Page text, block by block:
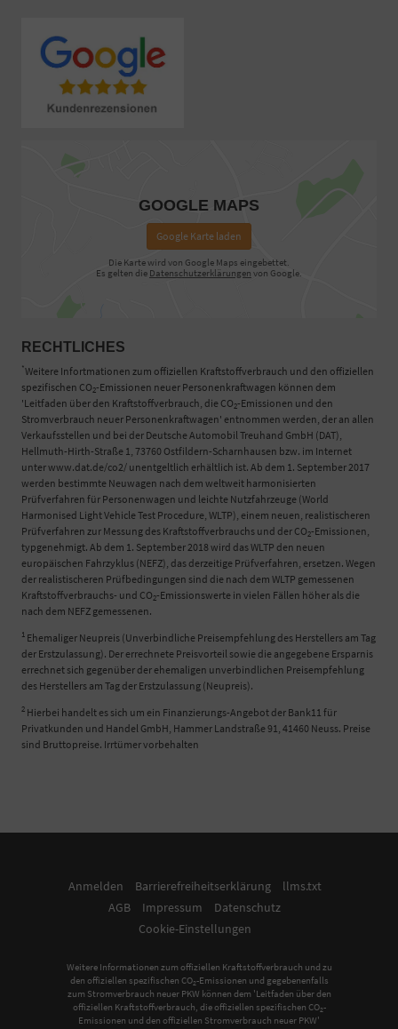
GOOGLE MAPS
Google Karte laden
Die Karte wird von Google Maps eingebettet.
Es gelten die Datenschutzerklärungen von Google.
RECHTLICHES
*Weitere Infortmationen zum offiziellen Kraftstoffverbrauch und den offiziellen
spezifischen CO2-Emissionen neuer Personenkraftwagen können dem
'Leitfaden über den Kraftstoffverbrauch, die CO2-Emissionen und den
Stromverbrauch neuer Personenkraftwagen' entnommen werden, der an allen
Verkaufsstellen und bei der Deutsche Automobil Treuhand GmbH (DAT),
Hellmuth-Hirth-Straße 1, 73760 Ostfildern-Scharnhausen bzw. im Internet
unter www.dat.de/co2/ unentgeltlich erhältlich ist. Ab dem 1. September 2017
werden bestimmte Neuwagen nach dem weltweit harmonisierten
Prüfverfahren für Personenwagen und leichte Nutzfahrzeuge (World
Harmonised Light Vehicle Test Procedure, WLTP), einem neuen, realistischeren
Prüfverfahren zur Messung des Kraftstoffverbrauchs und der CO2-Emissionen,
typgenehmigt. Ab dem 1. September 2018 wird das WLTP den neuen
europäischen Fahrzyklus (NEFZ), das derzeitige Prüfverfahren, ersetzen. Wegen
der realistischeren Prüfbedingungen sind die nach dem WLTP gemessenen
Kraftstoffverbrauchs- und CO2-Emissionswerte in vielen Fällen höher als die
nach dem NEFZ gemessenen.
1 Ehemaliger Neupreis (Unverbindliche Preisempfehlung des Herstellers am Tag
der Erstzulassung). Der errechnete Preisvorteil sowie die angegebene Ersparnis
errechnet sich gegenüber der ehemaligen unverbindlichen Preisempfehlung
des Herstellers am Tag der Erstzulassung (Neupreis).
2 Hierbei handelt es sich um ein Finanzierungs-Angebot der Bank11 für
Privatkunden und Handel GmbH, Hammer Landstraße 91, 41460 Neuss. Preise
sind Bruttopreise. Irrtümer vorbehalten
Anmelden Barrierefreiheitserklärung
llms.txt
AGB
Impressum
Datenschutz
Cookie-Einstellungen
Weitere Informationen zum offiziellen Kraftstoffverbrauch und zu
den offiziellen spezifischen CO2-Emissionen und gegebenenfalls
zum Stromverbrauch neuer PKW können dem 'Leitfaden über den
offiziellen Kraftstoffverbrauch, die offiziellen spezifischen CO2-
Emissionen und den offiziellen Stromverbrauch neuer PKW'